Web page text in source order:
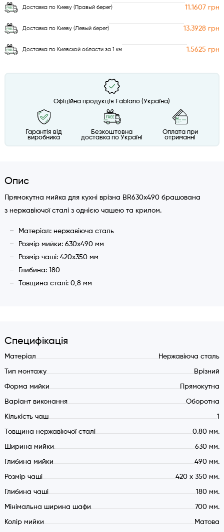
Доставка по Киеву (Правый берег) 11.1607 грн
Доставка по Киеву (Левый берег) 13.3928 грн
Доставка по Киевской области за 1 км 1.5625 грн
Офіційна продукція Fabiano (Україна)
Гарантія від
виробника
Безкоштовна
доставка по Україні
Оплата при
отриманні
Опис
Прямокутна мийка для кухні врізна BR630x490 брашована
з нержавіючої сталі з однією чашею та крилом.
Матеріал: нержавіюча сталь
Розмір мийки: 630х490 мм
Розмір чаші: 420х350 мм
Глибина: 180
Товщина сталі: 0,8 мм
Специфікація
Матеріал Нержавіюча сталь
Тип монтажу Врізний
Форма мийки Прямокутна
Варіант виконання Оборотна
Кількість чаш 1
Товщина нержавіючої сталі 0.80 мм.
Ширина мийки 630 мм.
Глибина мийки 490 мм.
Розмір чаші 420 х 350 мм.
Глибина чаші 180 мм.
Мінімальна ширина шафи 700 мм.
Колір мийки Матова